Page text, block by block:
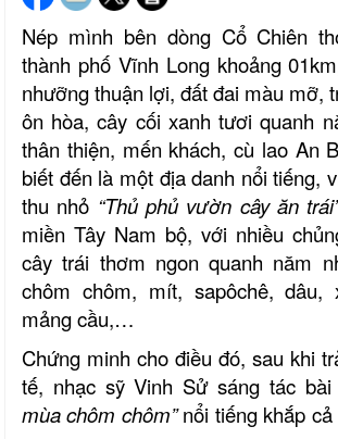
Nép mình bên dòng Cổ Chiên
thành phố Vĩnh Long khoảng
nhưỡng thuận lợi, đất đai màu mỡ,
ôn hòa, cây cối xanh tươi quanh
thân thiện, mến khách, cù lao An
biết đến là một địa danh nổi tiếng,
thu nhỏ “Thủ phủ vườn cây ăn
miền Tây Nam bộ, với nhiều
cây trái thơm ngon quanh năm
chôm chôm, mít, sapôchê, dâu,
mảng cầu,…
Chứng minh cho điều đó, sau khi
tế, nhạc sỹ Vinh Sử sáng tác bài
mùa chôm chôm”nổi tiếng khắp